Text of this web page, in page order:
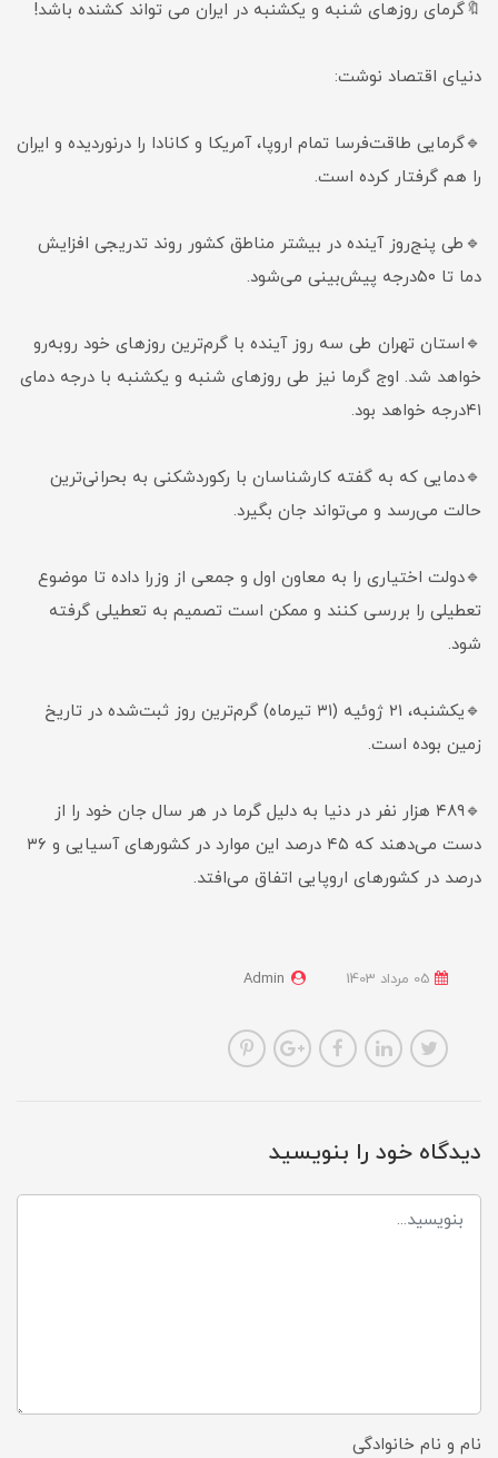
🔖گرمای روزهای شنبه و یکشنبه در ایران می تواند کشنده باشد!
دنیای اقتصاد نوشت:
🔹گرمایی طاقت‌فرسا تمام اروپا، آمریکا و کانادا را درنوردیده و ایران
را هم گرفتار کرده است.
🔹طی پنج‌روز آینده در بیشتر مناطق کشور روند تدریجی افزایش
دما تا ۵۰درجه پیش‌بینی می‌شود.
🔹استان تهران طی سه روز آینده با گرم‌ترین روزهای خود روبه‌رو
خواهد شد‌. اوج گرما نیز طی روزهای شنبه و یکشنبه با درجه دمای
۴۱درجه خواهد بود.
🔹دمایی که به گفته کارشناسان با رکورد‌شکنی به بحرانی‌ترین
حالت می‌رسد و می‌تواند جان بگیرد.
🔹دولت اختیاری را به معاون اول و جمعی از وزرا داده تا موضوع
تعطیلی را بررسی کنند و ممکن است تصمیم به تعطیلی گرفته
شود.
🔹یکشنبه، ۲۱ ژوئیه (۳۱ تیرماه) گرم‌ترین روز ثبت‌شده در تاریخ
زمین بوده است.
🔹۴۸۹ هزار نفر در دنیا به دلیل گرما در هر سال جان خود را از
دست می‌دهند که ۴۵ درصد این موارد در کشورهای آسیایی و ۳۶
درصد در کشورهای اروپایی اتفاق می‌افتد.
Admin
دیدگاه خود را بنویسید
نام و نام خانوادگی